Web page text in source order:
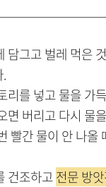
그고 벌레 먹은
.
를 넣고 물을 가
버리고 다시 물
빨간 물이 안 나올
건조하고전문 방